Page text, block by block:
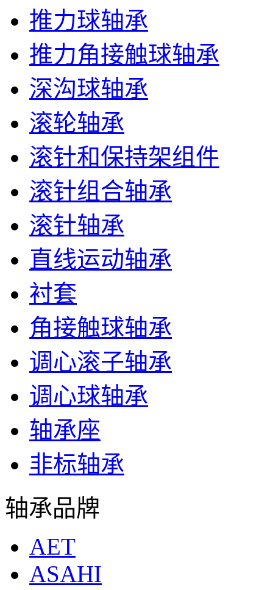
推力球轴承
推力角接触球轴承
深沟球轴承
滚轮轴承
滚针和保持架组件
滚针组合轴承
滚针轴承
直线运动轴承
衬套
角接触球轴承
调心滚子轴承
调心球轴承
轴承座
非标轴承
轴承品牌
AET
ASAHI